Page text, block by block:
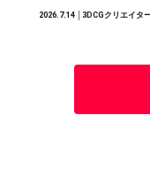
2026.7.14│3DCGクリエイタ